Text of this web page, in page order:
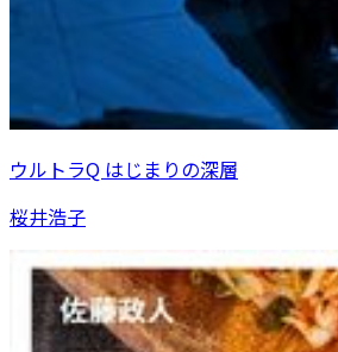
ウルトラQ はじまりの深層
桜井浩子